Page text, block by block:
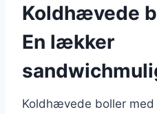
Koldhævede
En lækker
Koldhævede boller